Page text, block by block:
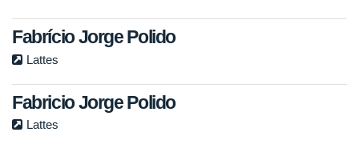
Fabrício Jorge Polido
Lattes
Fabricio Jorge Polido
Lattes